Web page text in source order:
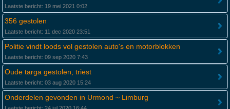
Laatste bericht: 19 mei 2021 0:02
356 gestolen
Laatste bericht: 11 dec 2020 23:51
Politie vindt loods vol gestolen auto's en motorblokken
Laatste bericht: 09 sep 2020 7:43
Oude targa gestolen, triest
Laatste bericht: 03 aug 2020 15:24
Onderdelen gevonden in Urmond ~ Limburg